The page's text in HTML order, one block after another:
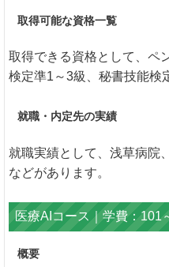
取得可能な資格一覧
取得できる資格として、ペ
検定準1～3級、秘書技能検
就職・内定先の実績
就職実績として、浅草病院
などがあります。
医療AIコース｜学費：101
概要